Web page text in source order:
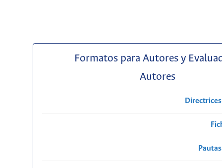
Formatos para Autores y
Autores